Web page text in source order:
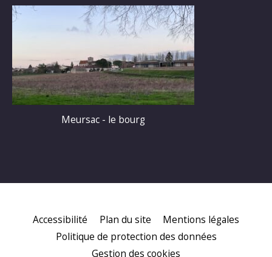
Meursac - le bourg
Accessibilité Plan du site
Mentions légales
Politique de protection des données
Gestion des cookies